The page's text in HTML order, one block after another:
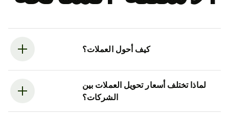
كيف أحول العملات؟
لماذا تختلف أسعار تحويل العملات بين
الشركات؟